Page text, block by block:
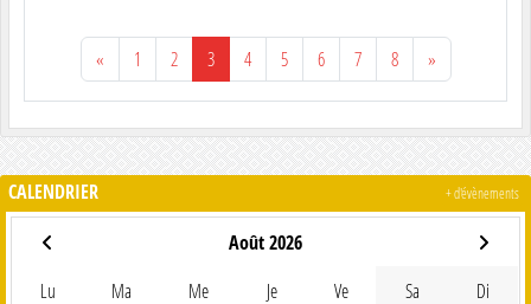
« 1 2 3 4 5 6 7 8 »
CALENDRIER
Août 2026
Lu Ma Me Je Ve Sa Di
+ d'évènements